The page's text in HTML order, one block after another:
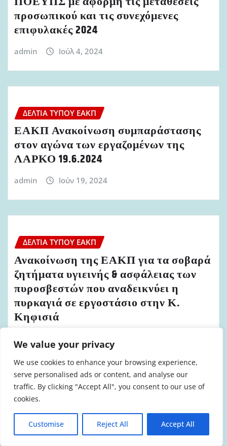
We value your privacy
We use cookies to enhance your browsing experience,
serve personalised ads or content, and analyse our
traffic. By clicking "Accept All", you consent to our use of
cookies.
Customise Reject All Accept All
προσωπικού και τις συνεχόμενες
επιφυλακές 2024
admin Ιούλ 4, 2024
ΔΕΛΤΊΑ ΤΎΠΟΥ ΕΑΚΠ
ΕΑΚΠ Ανακοίνωση συμπαράστασης
στον αγώνα των εργαζομένων της
ΛΑΡΚΟ 19.6.2024
admin Ιούν 19, 2024
ΔΕΛΤΊΑ ΤΎΠΟΥ ΕΑΚΠ
Ανακοίνωση της ΕΑΚΠ για τα σοβαρά
ζητήματα υγιεινής & ασφάλειας των
πυροσβεστών που αναδεικνύει η
πυρκαγιά σε εργοστάσιο στην Κ.
Κηφισιά
ΔΕΛΤΊΑ ΤΎΠΟΥ ΕΑΚΠ
Ανακοίνωση ΕΑΚΠ για τα
αποτελέσματα του 26ου τακτικού